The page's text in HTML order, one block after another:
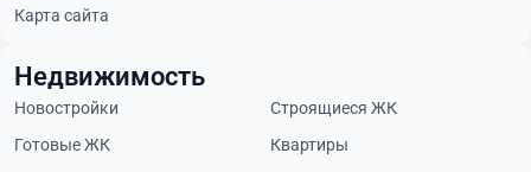
Карта сайта
Недвижимость
Новостройки
Строящиеся ЖК
Готовые ЖК
Квартиры